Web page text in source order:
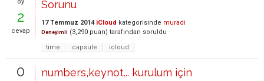
2
cevap
Sorunu
17 Temmuz 2014 iCloud kategorisinde muradi
Deneyimli (3,290 puan) tarafından soruldu
time
capsule icloud
0
numbers,keynot... kurulum için